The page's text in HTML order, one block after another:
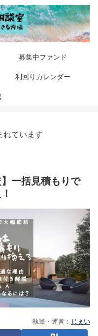
募集中ファンド
利回りカレンダー
れています
】一括見積もりで
執筆・運営： じぇい